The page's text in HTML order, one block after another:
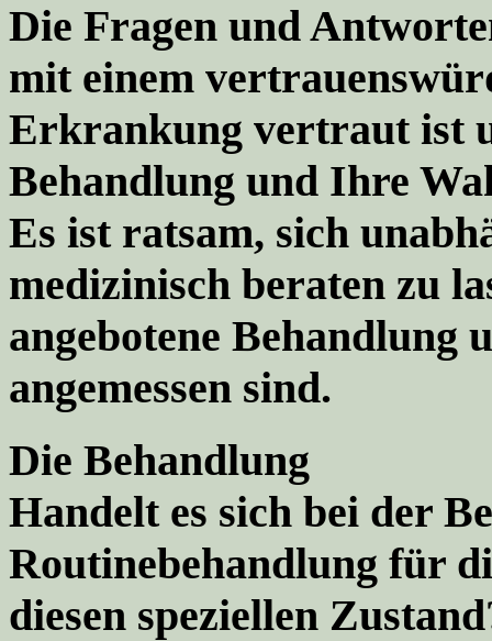
Die Fragen und
mit einem
Erkrankung vertraut ist
Behandlung und Ihre
Es ist ratsam, sich
medizinisch beraten zu
angebotene Behandlung
angemessen sind.
Die Behandlung
Handelt es sich bei der
Routinebehandlung für
diesen speziellen